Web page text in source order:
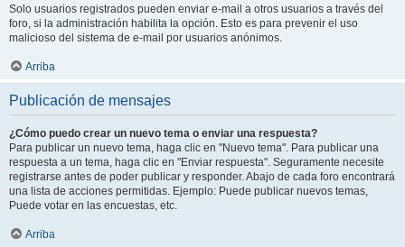
Solo usuarios registrados pueden enviar e-mail a otros usuarios a través del
foro, si la administración habilita la opción. Esto es para prevenir el uso
malicioso del sistema de e-mail por usuarios anónimos.
Arriba
Publicación de mensajes
¿Cómo puedo crear un nuevo tema o enviar una respuesta?
Para publicar un nuevo tema, haga clic en "Nuevo tema". Para publicar una
respuesta a un tema, haga clic en "Enviar respuesta". Seguramente necesite
registrarse antes de poder publicar y responder. Abajo de cada foro encontrará
una lista de acciones permitidas. Ejemplo: Puede publicar nuevos temas,
Puede votar en las encuestas, etc.
Arriba